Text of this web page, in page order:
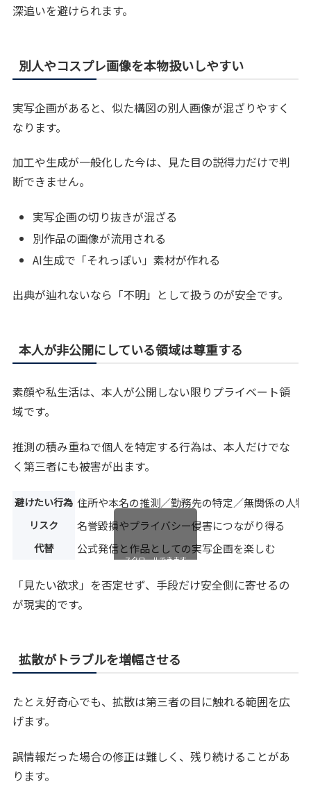
深追いを避けられます。
別人やコスプレ画像を本物扱いしやすい
実写企画があると、似た構図の別人画像が混ざりやすく
なります。
加工や生成が一般化した今は、見た目の説得力だけで判
断できません。
実写企画の切り抜きが混ざる
別作品の画像が流用される
AI生成で「それっぽい」素材が作れる
出典が辿れないなら「不明」として扱うのが安全です。
本人が非公開にしている領域は尊重する
素顔や私生活は、本人が公開しない限りプライベート領
域です。
推測の積み重ねで個人を特定する行為は、本人だけでな
く第三者にも被害が出ます。
避けたい行為 住所や本名の推測／勤務先の特定／無関係の人物
リスク 名誉毀損やプライバシー侵害につながり得る
代替 公式発信と作品としての実写企画を楽しむ
スクロールできます
「見たい欲求」を否定せず、手段だけ安全側に寄せるの
が現実的です。
拡散がトラブルを増幅させる
たとえ好奇心でも、拡散は第三者の目に触れる範囲を広
げます。
誤情報だった場合の修正は難しく、残り続けることがあ
ります。